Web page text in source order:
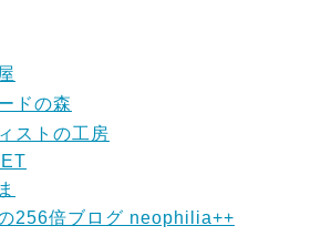
ドの森
ストの工房
256倍ブログ neophilia++